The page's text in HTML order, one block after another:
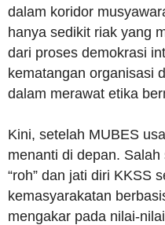
dalam koridor
hanya sedikit riak yang
dari proses demokrasi
kematangan organisasi
dalam merawat etika
Kini, setelah MUBES
menanti di depan.
“roh” dan jati diri KKSS
kemasyarakatan
mengakar pada nilai-